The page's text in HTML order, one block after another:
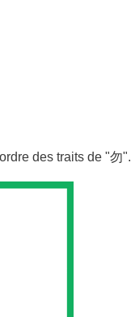
des traits de "勿".